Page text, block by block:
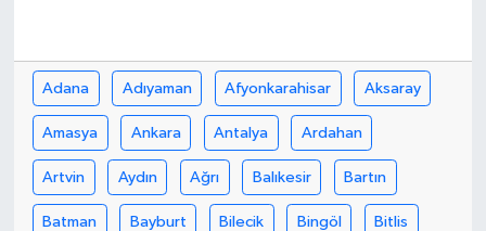
Adana Adıyaman Afyonkarahisar Aksaray
Amasya Ankara Antalya Ardahan
Artvin Aydın Ağrı Balıkesir Bartın
Batman Bayburt Bilecik Bingöl Bitlis